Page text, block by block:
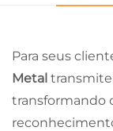
Para seus
Metal
transformando